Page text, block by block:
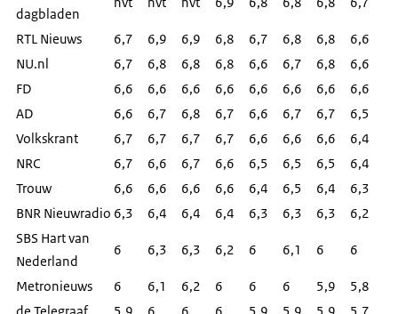
dagbladen
RTL Nieuws 6,7 6,9 6,9 6,8 6,7 6,8 6,8
6,6
NU.nl
6,7 6,8 6,8 6,8 6,6 6,7 6,8
6,6
FD
6,6 6,6 6,6 6,6 6,6 6,6 6,6
6,6
AD
6,6 6,7 6,8 6,7 6,6 6,7 6,7
6,5
Volkskrant
6,7 6,7 6,7 6,7 6,6 6,6 6,6
6,4
NRC
6,7 6,6 6,7 6,6 6,5 6,5 6,5
6,4
Trouw
6,6 6,6 6,6 6,6 6,4 6,5 6,4
6,3
BNR Nieuwradio 6,3 6,4 6,4 6,4 6,3 6,3 6,3
6,2
SBS Hart van
Nederland
6 6,3 6,3 6,2 6 6,1 6 6
Metronieuws 6 6,1 6,2 6 6 6 5,9
5,8